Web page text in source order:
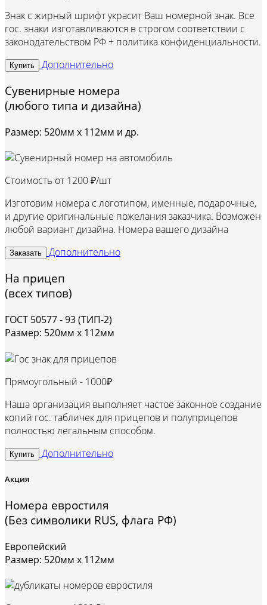
Знак с жирный шрифт украсит Ваш номерной знак. Все
гос. знаки изготавливаются в строгом соответствии с
законодательством РФ + политика конфиденциальности.
Купить Дополнительно
Сувенирные номера
(любого типа и дизайна)
Размер: 520мм х 112мм и др.
Стоимость от 1200 ₽/шт
Изготовим номера с логотипом, именные, подарочные,
и другие оригинальные пожелания заказчика. Возможен
любой вариант дизайна. Номера вашего дизайна
Заказать Дополнительно
На прицеп
(всех типов)
ГОСТ 50577 - 93 (ТИП-2)
Размер: 520мм х 112мм
Прямоугольный - 1000₽
Наша организация выполняет частое законное создание
копий гос. табличек для прицепов и полуприцепов
полностью легальным способом.
Купить Дополнительно
Акция
Номера евростиля
(Без символики RUS, флага РФ)
Европейский
Размер: 520мм х 112мм